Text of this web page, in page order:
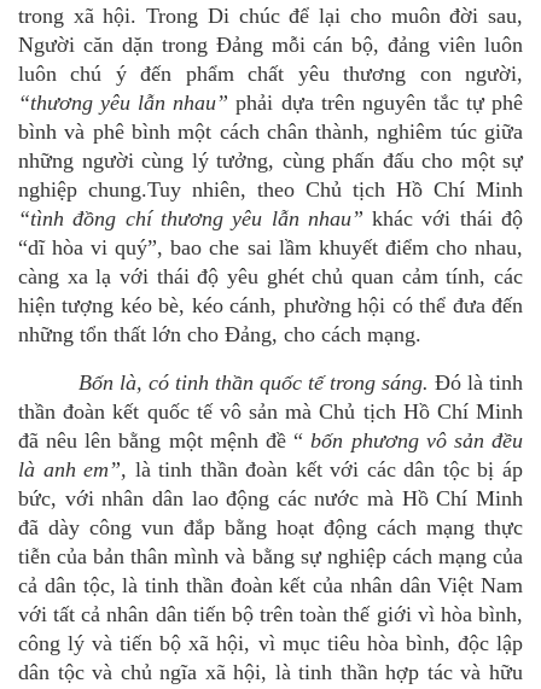
trong xã hội. Trong Di chúc để lại cho muôn đời sau,
Người căn dặn trong Đảng mỗi cán bộ, đảng viên luôn
luôn chú ý đến phẩm chất yêu thương con người,
“thương yêu lẫn nhau” phải dựatrên nguyên tắc tự phê
bình và phê bình một cách chân thành, nghiêm túc giữa
những người cùng lý tưởng, cùng phấn đấu cho một sự
nghiệp chung.Tuy nhiên, theo Chủ tịch Hồ Chí Minh
“tình đồng chí thương yêu lẫn nhau” khác với thái độ
“dĩ hòa vi quý”, bao che sai lầm khuyết điểm cho nhau,
càng xa lạ với thái độ yêu ghét chủ quan cảm tính, các
hiện tượng kéo bè, kéo cánh, phường hội có thể đưa đến
những tổn thất lớn cho Đảng, cho cách mạng.
Bốn là, có tinh thần quốc tế trong sáng. Đó là tinh
thần đoàn kết quốc tế vô sản mà Chủ tịch Hồ Chí Minh
đã nêu lên bằng một mệnh đề “ bốn phương vô sản đều
là anh em”, là tinh thần đoàn kết với các dân tộc bị áp
bức, với nhân dân lao động các nước mà Hồ Chí Minh
đã dày công vun đắp bằng hoạt động cách mạng thực
tiễn của bản thân mình và bằng sự nghiệp cách mạng của
cả dân tộc, là tinh thần đoàn kết của nhân dân Việt Nam
với tất cả nhân dân tiến bộ trên toàn thế giới vì hòa bình,
công lý và tiến bộ xã hội, vì mục tiêu hòa bình, độc lập
dân tộc và chủ ngĩa xã hội, là tinh thần hợp tác và hữu